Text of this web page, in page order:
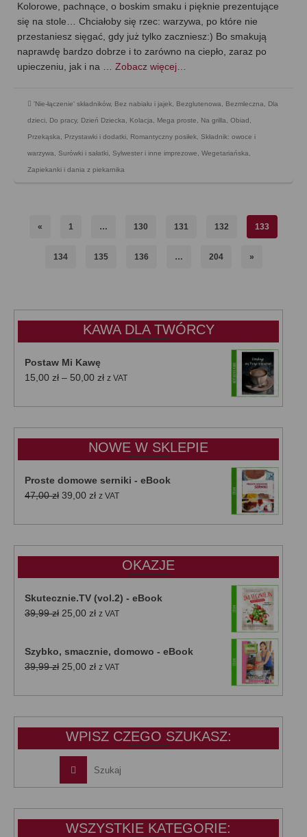
Kolorowe, pachnące, o boskim smaku i pięknie prezentujące
się na stole… Chciałoby się rzec: warzywa, po które nie
przestaniesz sięgać, gdy już tylko zaczniesz:) Bo smakują
naprawdę bardzo dobrze i to zarówno na ciepło, zaraz po
upieczeniu, jak i na … Zobacz więcej…
'Nie-łączenie' składników, Bez nabiału i jajek, Bezglutenowa, Bezmleczna, Dla
dzieci, Do pracy, Dzień Dziecka, Kolacja, Mega proste, Na grilla, Obiad,
Przekąska, Przystawki i dodatki, Romantyczny posiłek, Składnik: owoce i
warzywa, Surówki i sałatki, Sylwester i inne imprezowe, Wegetariańska,
Zapiekanki i dania z piekarnika
« 1 … 130 131 132 133
134 135 136 … 204 »
KAWA DLA TWÓRCY
Postaw Mi Kawę
15,00 zł – 50,00 złZakres
od
do
50,00 zł
z VAT
NOWE W SKLEPIE
Proste domowe serniki - eBook
47,00zł Pierwotna
wynosiła:
39,00 złAktualna
wynosi:
z VAT
OKAZJE
Skutecznie.TV (vol.2) - eBook
39,99zł Pierwotna
39,99 zł.
25,00 złAktualna
25,00 zł.
z VAT
Szybko, smacznie, domowo - eBook
39,99zł Pierwotna
wynosiła:
25,00 złAktualna
wynosi:
z VAT
WPISZ CZEGO SZUKASZ:
WSZYSTKIE KATEGORIE: